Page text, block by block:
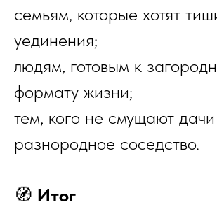
семьям, которые хотят
уединения;
людям, готовым к
формату жизни;
тем, кого не смущают дачи
разнородное соседство.
🧭 Итог